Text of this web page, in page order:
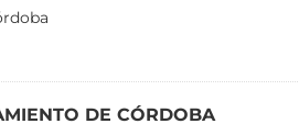
DE CÓRDOBA